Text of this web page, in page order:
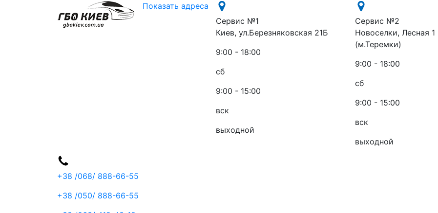
Показать адреса
Сервис №1
Киев, ул.Березняковская 21Б
9:00 - 18:00
сб
9:00 - 15:00
вск
выходной
Сервис №2
Новоселки, Лесная 1
(м.Теремки)
9:00 - 18:00
сб
9:00 - 15:00
вск
выходной
+38 /068/ 888-66-55
+38 /050/ 888-66-55